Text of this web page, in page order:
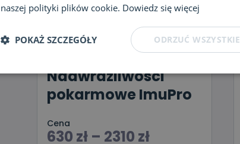
Nadwrażliwości
pokarmowe ImuPro
Cena
630 zł – 2310 zł
naszej polityki plików cookie. Dowiedz się więcej
ODRZUĆ WSZYSTKIE
POKAŻ SZCZEGÓŁY